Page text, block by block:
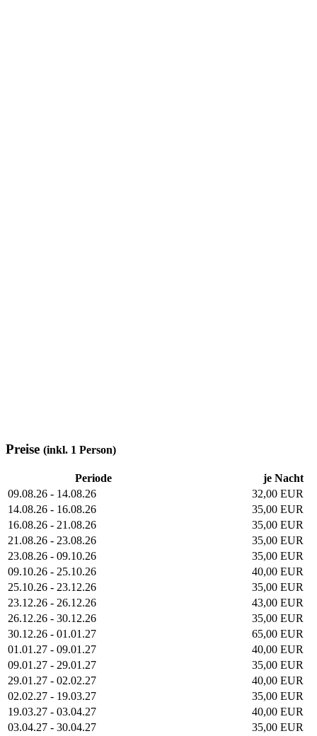
Preise (inkl. 1 Person)
Periode
je Nacht
09.08.26 - 14.08.26
32,00 EUR
14.08.26 - 16.08.26
35,00 EUR
16.08.26 - 21.08.26
35,00 EUR
21.08.26 - 23.08.26
35,00 EUR
23.08.26 - 09.10.26
35,00 EUR
09.10.26 - 25.10.26
40,00 EUR
25.10.26 - 23.12.26
35,00 EUR
23.12.26 - 26.12.26
43,00 EUR
26.12.26 - 30.12.26
35,00 EUR
30.12.26 - 01.01.27
65,00 EUR
01.01.27 - 09.01.27
40,00 EUR
09.01.27 - 29.01.27
35,00 EUR
29.01.27 - 02.02.27
40,00 EUR
02.02.27 - 19.03.27
35,00 EUR
19.03.27 - 03.04.27
40,00 EUR
03.04.27 - 30.04.27
35,00 EUR